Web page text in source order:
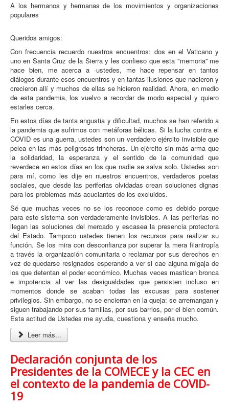
A los hermanos y hermanas de los movimientos y organizaciones
populares
Queridos amigos:
Con frecuencia recuerdo nuestros encuentros: dos en el Vaticano y
uno en Santa Cruz de la Sierra y les confieso que esta "memoria'' me
hace bien, me acerca a ·ustedes, me hace repensar en tantos
diálogos durante esos encuentros y en tantas ilusiones que nacieron y
crecieron allí y muchos de ellas se hicieron realidad. Ahora, en medio
de esta pandemia, los vuelvo a recordar de modo especial y quiero
estarles cerca.
En estos días de tanta angustia y dificultad, muchos se han referido a
la pandemia que sufrimos con metáforas bélicas. Si la lucha contra el
COVID es una guerra, ustedes son un verdadero ejército invisible que
pelea en las más peligrosas trincheras. Un ejército sin más arma que
la solidaridad, la esperanza y el sentido de la comunidad que
reverdece en estos días en los que nadie se salva solo. Ustedes son
para mí, como les dije en nuestros encuentros, verdaderos poetas
sociales, que desde las periferias olvidadas crean soluciones dignas
para los problemas más acuciantes de los excluidos.
Sé que muchas veces no se los reconoce como es debido porque
para este sistema son verdaderamente invisibles. A las periferias no
llegan las soluciones del mercado y escasea la presencia protectora
del Estado. Tampoco ustedes tienen los recursos para realizar su
función. Se los mira con desconfianza por superar la mera filantropía
a través la organización comunitaria o reclamar por sus derechos en
vez de quedarse resignados esperando a ver si cae alguna migaja de
los que detentan el poder económico. Muchas veces mastican bronca
e impotencia al ver las desigualdades que persisten incluso en
momentos donde se acaban todas las excusas para sostener
privilegios. Sin embargo, no se encierran en la queja: se arremangan y
siguen trabajando por sus familias, por sus barrios, por el bien común.
Esta actitud de Ustedes me ayuda, cuestiona y enseña mucho.
Leer más...
Declaración conjunta de los
Presidentes de la COMECE y la CEC en
el contexto de la pandemia de COVID-
19